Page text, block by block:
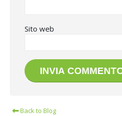
Sito web
Back to Blog